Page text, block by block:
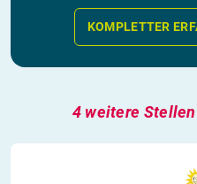
KOMPLETTER
4 weitere Stellen